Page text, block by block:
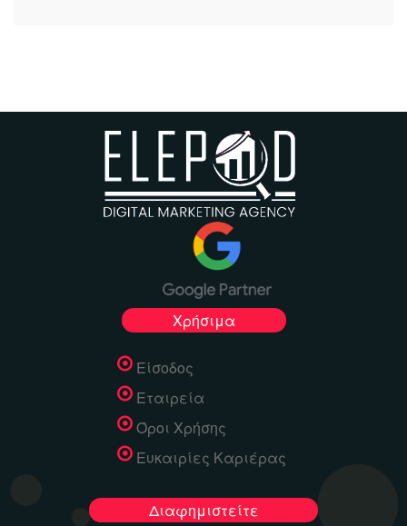
Χρήσιμα
Είσοδος
Εταιρεία
Όροι Χρήσης
Ευκαιρίες Καριέρας
Διαφημιστείτε